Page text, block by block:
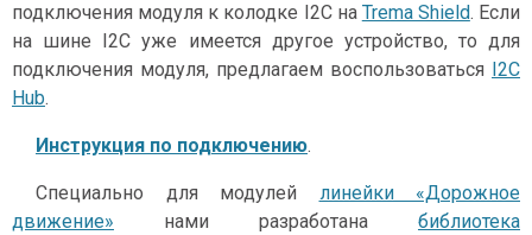
подключения модуля к колодке I2C на Trema Shield. Если
на шине I2C уже имеется другое устройство, то для
подключения модуля, предлагаем воспользоваться I2C
Hub.
Инструкция по подключению.
Специально для модулей линейки «Дорожное
движение» нами разработана библиотека